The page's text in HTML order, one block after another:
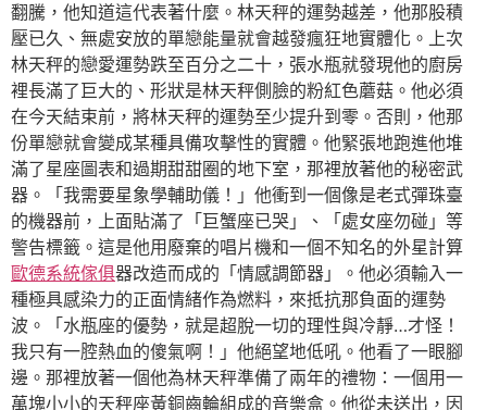
翻騰，他知道這代表著什麼。林天秤的運勢越差，他那股積
壓已久、無處安放的單戀能量就會越發瘋狂地實體化。上次
林天秤的戀愛運勢跌至百分之二十，張水瓶就發現他的廚房
裡長滿了巨大的、形狀是林天秤側臉的粉紅色蘑菇。他必須
在今天結束前，將林天秤的運勢至少提升到零。否則，他那
份單戀就會變成某種具備攻擊性的實體。他緊張地跑進他堆
滿了星座圖表和過期甜甜圈的地下室，那裡放著他的秘密武
器。「我需要星象學輔助儀！」他衝到一個像是老式彈珠臺
的機器前，上面貼滿了「巨蟹座已哭」、「處女座勿碰」等
警告標籤。這是他用廢棄的唱片機和一個不知名的外星計算
歐德系統傢俱器改造而成的「情感調節器」。他必須輸入一
種極具感染力的正面情緒作為燃料，來抵抗那負面的運勢
波。「水瓶座的優勢，就是超脫一切的理性與冷靜…才怪！
我只有一腔熱血的傻氣啊！」他絕望地低吼。他看了一眼腳
邊。那裡放著一個他為林天秤準備了兩年的禮物：一個用一
萬塊小小的天秤座黃銅齒輪組成的音樂盒。他從未送出，因